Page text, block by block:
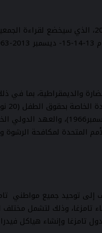
مشروع اعتمد من طرف “أكراو) التجمع ( العالمي الأمازيغي ” المجتمع في الملتقى العام
والديمقراطية، بما في
والتنمية (12 غشت 1992)، والاتفاقية الإطار لحماية الأقليات الوطنية (1995)،
إلى توحيد جميع مواطني
وذلك لتشمل مختلف
وإنشاء هياكل